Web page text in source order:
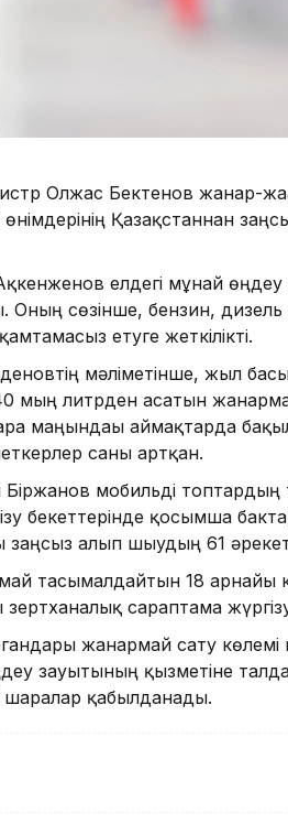
Олжас Бектенов жанар-
Қазақстаннан
елдегі мұнай
Оның сөзінше, бензин,
етуге жеткілікті.
мәліметінше, жыл
мың литрден асатын
маңындағы аймақтарда
саны артқан.
мобильді топтардың
бекеттерінде қосымша
алып шығудың 61
тасымалдайтын 18 арнайы
сараптама
жанармай сату
зауытының қызметіне
шаралар қабылданады.